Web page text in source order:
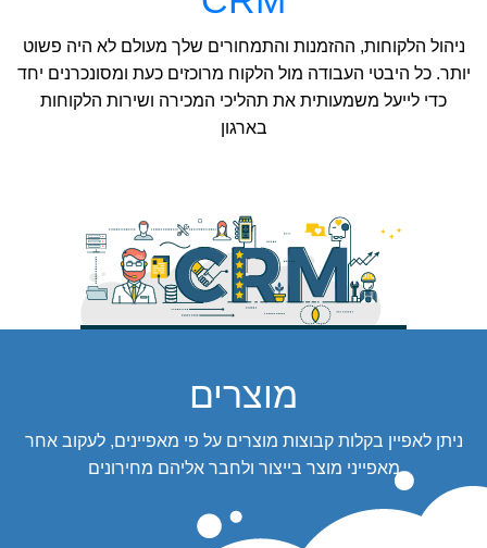
ניהול הלקוחות, ההזמנות והתמחורים שלך מעולם לא היה פשוט
יותר. כל היבטי העבודה מול הלקוח מרוכזים כעת ומסונכרנים יחד
כדי לייעל משמעותית את תהליכי המכירה ושירות הלקוחות
בארגון
מוצרים
ניתן לאפיין בקלות קבוצות מוצרים על פי מאפיינים, לעקוב אחר
מאפייני מוצר בייצור ולחבר אליהם מחירונים